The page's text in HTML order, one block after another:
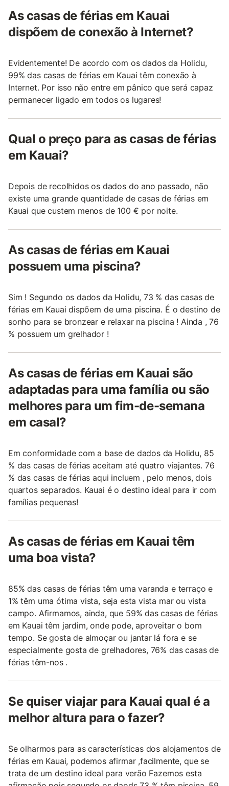
As casas de férias em Kauai
dispõem de conexão à Internet?
Evidentemente! De acordo com os dados da Holidu,
99% das casas de férias em Kauai têm conexão à
Internet. Por isso não entre em pânico que será capaz
permanecer ligado em todos os lugares!
Qual o preço para as casas de férias
em Kauai?
Depois de recolhidos os dados do ano passado, não
existe uma grande quantidade de casas de férias em
Kauai que custem menos de 100 € por noite.
As casas de férias em Kauai
possuem uma piscina?
Sim ! Segundo os dados da Holidu, 73 % das casas de
férias em Kauai dispõem de uma piscina. É o destino de
sonho para se bronzear e relaxar na piscina ! Ainda , 76
% possuem um grelhador !
As casas de férias em Kauai são
adaptadas para uma família ou são
melhores para um fim-de-semana
em casal?
Em conformidade com a base de dados da Holidu, 85
% das casas de férias aceitam até quatro viajantes. 76
% das casas de férias aqui incluem , pelo menos, dois
quartos separados. Kauai é o destino ideal para ir com
famílias pequenas!
As casas de férias em Kauai têm
uma boa vista?
85% das casas de férias têm uma varanda e terraço e
1% têm uma ótima vista, seja esta vista mar ou vista
campo. Afirmamos, ainda, que 59% das casas de férias
em Kauai têm jardim, onde pode, aproveitar o bom
tempo. Se gosta de almoçar ou jantar lá fora e se
especialmente gosta de grelhadores, 76% das casas de
férias têm-nos .
Se quiser viajar para Kauai qual é a
melhor altura para o fazer?
Se olharmos para as características dos alojamentos de
férias em Kauai, podemos afirmar ,facilmente, que se
trata de um destino ideal para verão Fazemos esta